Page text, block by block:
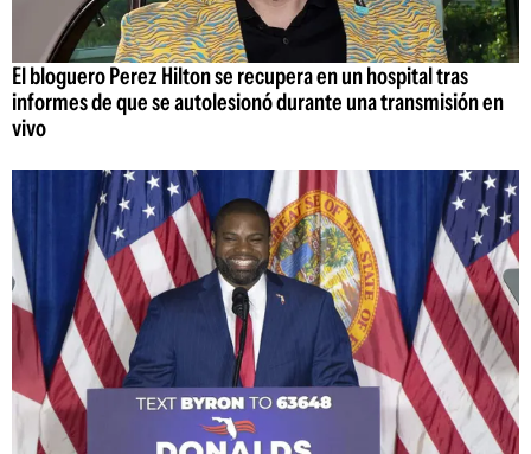
El bloguero Perez Hilton se recupera en un hospital tras
informes de que se autolesionó durante una transmisión en
vivo